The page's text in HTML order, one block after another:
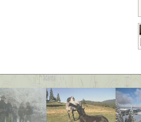
Themes